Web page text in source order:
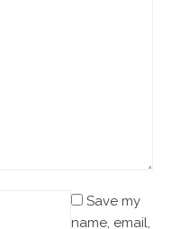
Save my
name, email,